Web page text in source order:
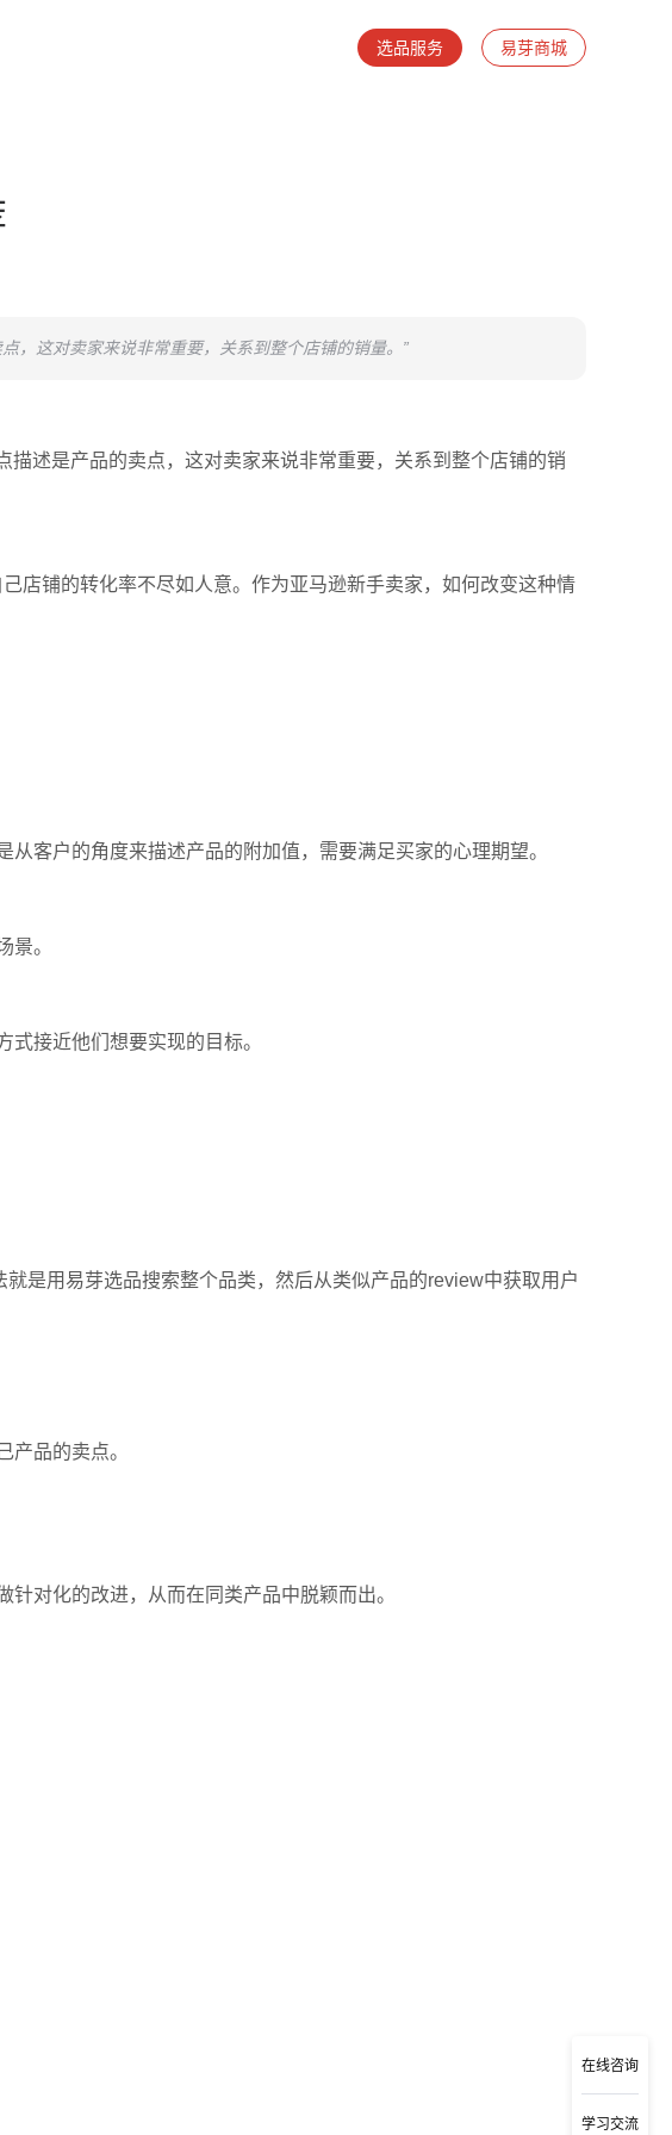
选品服务 易芽商城
在线咨询
学习交流
，这对卖家来说非常重要，关系到整个店铺的销量。”
述是产品的卖点，这对卖家来说非常重要，关系到整个店铺的销
店铺的转化率不尽如人意。作为亚马逊新手卖家，如何改变这种情
客户的角度来描述产品的附加值，需要满足买家的心理期望。
景。
接近他们想要实现的目标。
是用易芽选品搜索整个品类，然后从类似产品的review中获取用户
品的卖点。
对化的改进，从而在同类产品中脱颖而出。